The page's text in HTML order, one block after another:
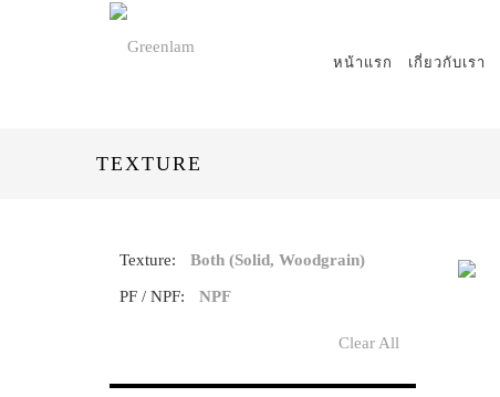
หน้าแรก เกี่ยวกับเรา
TEXTURE
Texture: Both (Solid, Woodgrain)
PF / NPF: NPF
Clear All